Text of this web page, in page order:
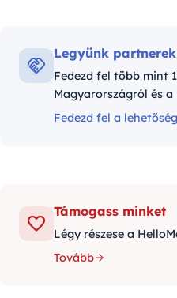
Legyünk partnerek
Fedezd fel több mint
Magyarországról és
Fedezd fel a
Támogass minket
Légy részese a
Tovább